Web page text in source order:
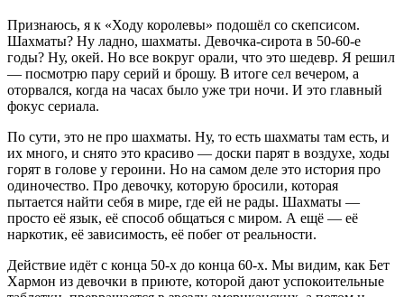
Признаюсь, я к «Ходу королевы» подошёл со скепсисом.
Шахматы? Ну ладно, шахматы. Девочка-сирота в 50-60-е
годы? Ну, окей. Но все вокруг орали, что это шедевр. Я решил
— посмотрю пару серий и брошу. В итоге сел вечером, а
оторвался, когда на часах было уже три ночи. И это главный
фокус сериала.
По сути, это не про шахматы. Ну, то есть шахматы там есть, и
их много, и снято это красиво — доски парят в воздухе, ходы
горят в голове у героини. Но на самом деле это история про
одиночество. Про девочку, которую бросили, которая
пытается найти себя в мире, где ей не рады. Шахматы —
просто её язык, её способ общаться с миром. А ещё — её
наркотик, её зависимость, её побег от реальности.
Действие идёт с конца 50-х до конца 60-х. Мы видим, как Бет
Хармон из девочки в приюте, которой дают успокоительные